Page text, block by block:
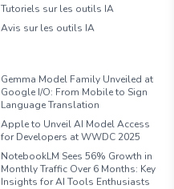
Tutoriels sur les outils IA
Avis sur les outils IA
Gemma Model Family Unveiled at
Google I/O: From Mobile to Sign
Language Translation
Apple to Unveil AI Model Access
for Developers at WWDC 2025
NotebookLM Sees 56% Growth in
Monthly Traffic Over 6 Months: Key
Insights for AI Tools Enthusiasts